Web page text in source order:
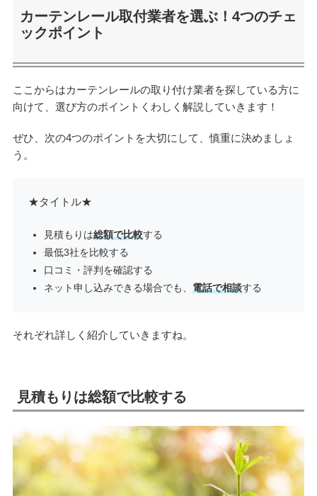
カーテンレール取付業者を選ぶ！4つのチェ
ックポイント
ここからはカーテンレールの取り付け業者を探している方に
向けて、選び方のポイントくわしく解説していきます！
ぜひ、次の4つのポイントを大切にして、慎重に決めましょ
う。
★タイトル★
見積もりは総額で比較する
最低3社を比較する
口コミ・評判を確認する
ネット申し込みできる場合でも、 電話で相談する
それぞれ詳しく紹介していきますね。
見積もりは総額で比較する